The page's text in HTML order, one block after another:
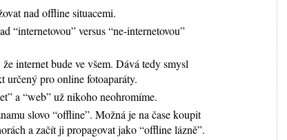
nad offline situacemi.
“internetovou” versus “ne-internetovou”
internet bude ve všem. Dává tedy smysl
určený pro online fotoaparáty.
a “web” už nikoho neohromíme.
slovo “offline”. Možná je na čase koupit
a začít ji propagovat jako “offline lázně”.